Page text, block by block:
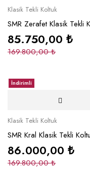
Klasik Tekli Koltuk
SMR Zerafet Klasik Tekli
169.800,00₺
85.750,00 ₺
İndirimli
Klasik Tekli Koltuk
SMR Kral Klasik Tekli
169.800,00₺
86.000,00 ₺